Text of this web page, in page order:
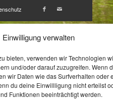
Einwilligung verwalten
bieten, verwenden wir Technologien
und/oder darauf zuzugreifen. Wenn
wir Daten wie das Surfverhalten oder
du deine Einwillligung nicht erteilst
Funktionen beeinträchtigt werden.